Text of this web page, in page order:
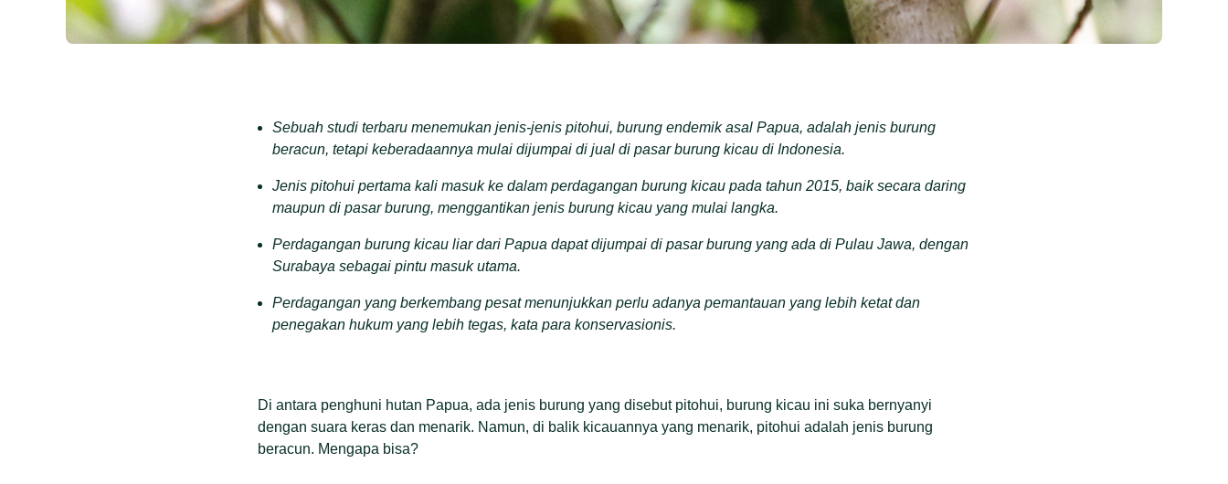
Sebuah studi terbaru menemukan jenis-jenis pitohui, burung endemik asal Papua, adalah jenis burung
beracun, tetapi keberadaannya mulai dijumpai di jual di pasar burung kicau di Indonesia.
Jenis pitohui pertama kali masuk ke dalam perdagangan burung kicau pada tahun 2015, baik secara daring
maupun di pasar burung, menggantikan jenis burung kicau yang mulai langka.
Perdagangan burung kicau liar dari Papua dapat dijumpai di pasar burung yang ada di Pulau Jawa, dengan
Surabaya sebagai pintu masuk utama.
Perdagangan yang berkembang pesat menunjukkan perlu adanya pemantauan yang lebih ketat dan
penegakan hukum yang lebih tegas, kata para konservasionis.
Di antara penghuni hutan Papua, ada jenis burung yang disebut pitohui, burung kicau ini suka bernyanyi
dengan suara keras dan menarik. Namun, di balik kicauannya yang menarik, pitohui adalah jenis burung
beracun. Mengapa bisa?